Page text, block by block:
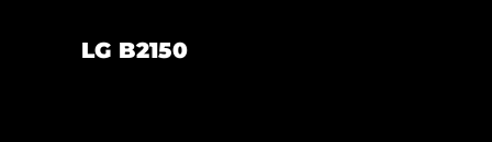
LG B2150